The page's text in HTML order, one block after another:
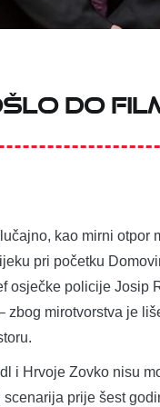
DO
kao mirni otpor
pri početku
osječke policije Josip
zbog mirotvorstva je
i Hrvoje Zovko nisu
prije šest